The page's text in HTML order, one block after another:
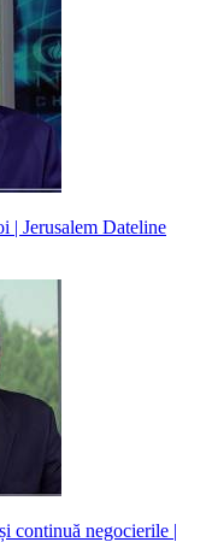
| Jerusalem Dateline
continuă negocierile |